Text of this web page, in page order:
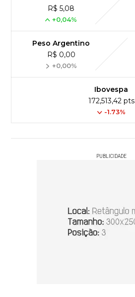
R$ 5,08
+0,04%
Peso Argentino
R$ 0,00
+0,00%
Ibovespa
172,513,42 pts
-1.73%
PUBLICIDADE